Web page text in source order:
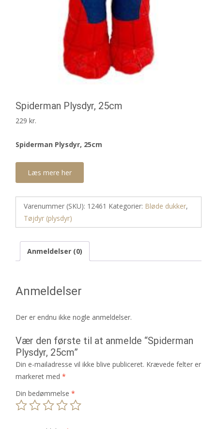
Spiderman Plysdyr, 25cm
229 kr.
Spiderman Plysdyr, 25cm
Læs mere her
Varenummer (SKU): 12461 Kategorier: Bløde dukker,
Tøjdyr (plysdyr)
Anmeldelser (0)
Anmeldelser
Der er endnu ikke nogle anmeldelser.
Vær den første til at anmelde “Spiderman
Plysdyr, 25cm”
Din e-mailadresse vil ikke blive publiceret. Krævede felter er
markeret med *
Din bedømmelse *